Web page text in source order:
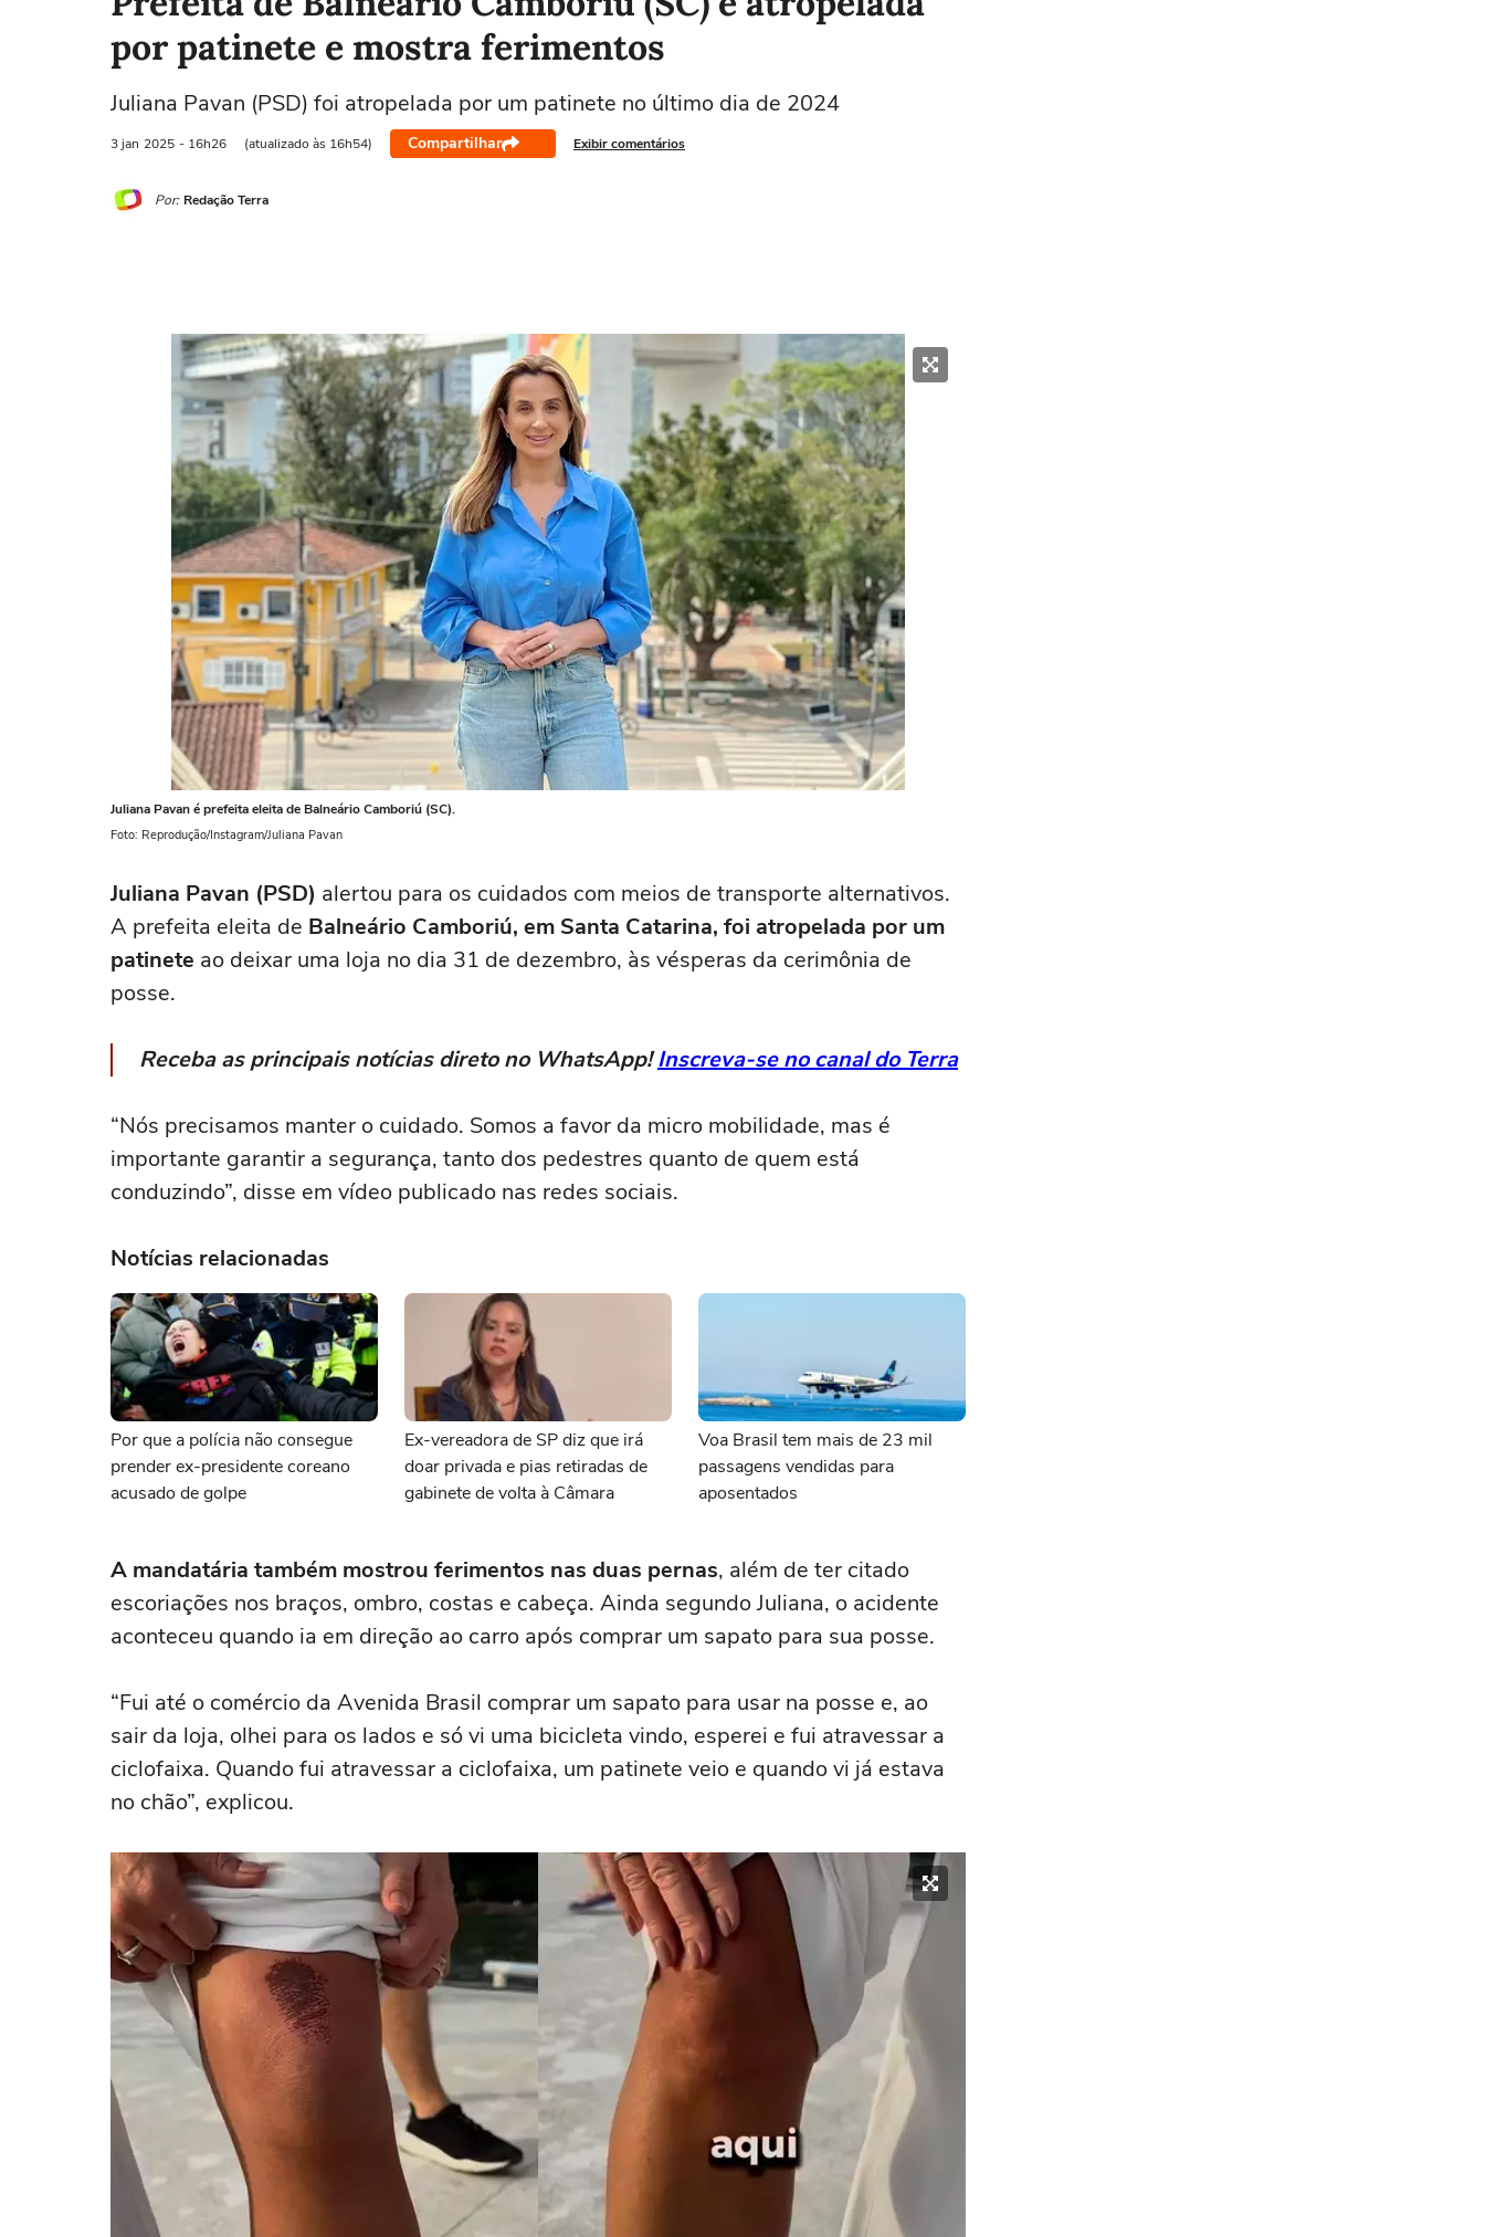
por patinete e mostra ferimentos
Juliana Pavan (PSD) foi atropelada por um patinete no último dia de 2024
3 jan 2025 - 16h26 (atualizado às 16h54) Compartilhar Exibir comentários
Por: Redação Terra
Juliana Pavan é prefeita eleita de Balneário Camboriú (SC).
Foto: Reprodução/Instagram/Juliana Pavan
Juliana Pavan (PSD) alertou para os cuidados com meios de transporte alternativos.
A prefeita eleita de Balneário Camboriú, em Santa Catarina, foi atropelada por um
patinete ao deixar uma loja no dia 31 de dezembro, às vésperas da cerimônia de
posse.
Receba as principais notícias direto no WhatsApp!Inscreva-se no canal do Terra
“Nós precisamos manter o cuidado. Somos a favor da micro mobilidade, mas é
importante garantir a segurança, tanto dos pedestres quanto de quem está
conduzindo”, disse em vídeo publicado nas redes sociais.
Notícias relacionadas
Por que a polícia não consegue
prender ex-presidente coreano
acusado de golpe
Ex-vereadora de SP diz que irá
doar privada e pias retiradas de
gabinete de volta à Câmara
Voa Brasil tem mais de 23 mil
passagens vendidas para
aposentados
A mandatária também mostrou ferimentos nas duas pernas, além de ter citado
escoriações nos braços, ombro, costas e cabeça. Ainda segundo Juliana, o acidente
aconteceu quando ia em direção ao carro após comprar um sapato para sua posse.
“Fui até o comércio da Avenida Brasil comprar um sapato para usar na posse e, ao
sair da loja, olhei para os lados e só vi uma bicicleta vindo, esperei e fui atravessar a
ciclofaixa. Quando fui atravessar a ciclofaixa, um patinete veio e quando vi já estava
no chão”, explicou.